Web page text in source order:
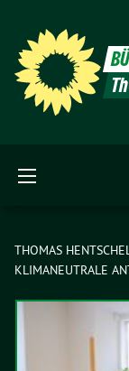
THOMAS
KLIMANEUTRALE